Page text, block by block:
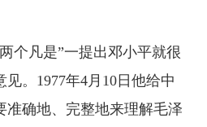
凡是”一提出邓小平就很
。1977年4月10日他给中
准确地、完整地来理解毛泽